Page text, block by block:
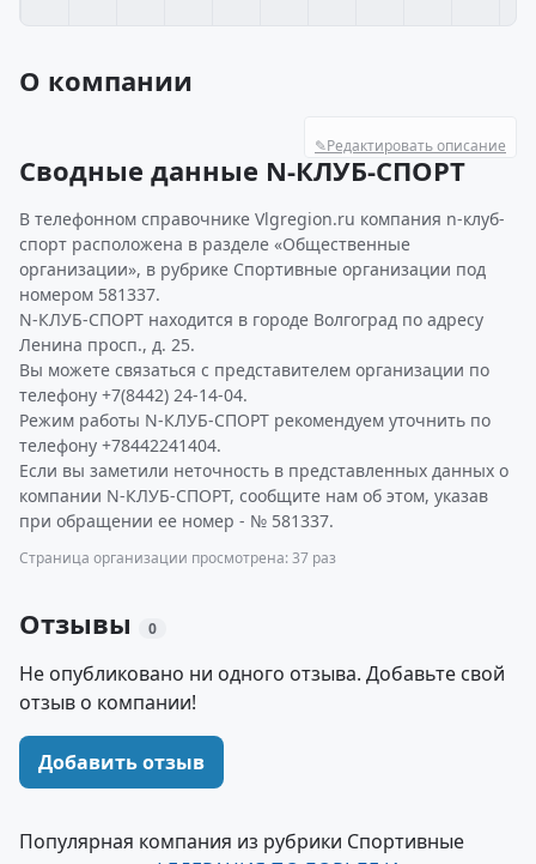
О компании
✎Редактировать описание
Сводные данные N-КЛУБ-СПОРТ
В телефонном справочнике Vlgregion.ru компания n-клуб-
спорт расположена в разделе «Общественные
организации», в рубрике Спортивные организации под
номером 581337.
N-КЛУБ-СПОРТ находится в городе Волгоград по адресу
Ленина просп., д. 25.
Вы можете связаться с представителем организации по
телефону +7(8442) 24-14-04.
Режим работы N-КЛУБ-СПОРТ рекомендуем уточнить по
телефону +78442241404.
Если вы заметили неточность в представленных данных о
компании N-КЛУБ-СПОРТ, сообщите нам об этом, указав
при обращении ее номер - № 581337.
Страница организации просмотрена: 37 раз
Отзывы 0
Не опубликовано ни одного отзыва. Добавьте свой
отзыв о компании!
Добавить отзыв
Популярная компания из рубрики Спортивные